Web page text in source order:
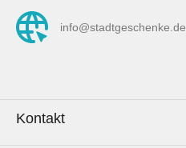
info@stadtgeschenke.de
Kontakt